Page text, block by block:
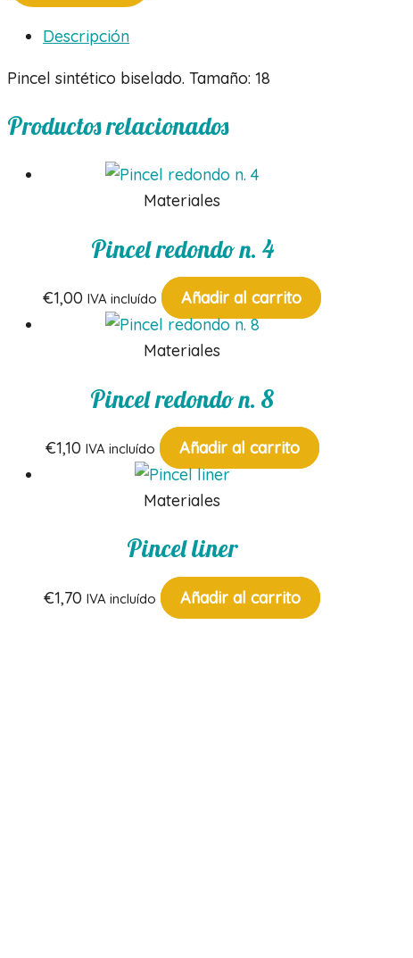
18
cantidadDescripción
Pincel sintético biselado. Tamaño: 18
Productos relacionados
Materiales
Pincel redondo n. 4
€1,00 IVA incluído Añadir al carrito
Materiales
Pincel redondo n. 8
€1,10 IVA incluído Añadir al carrito
Materiales
Pincel liner
€1,70 IVA incluído Añadir al carrito